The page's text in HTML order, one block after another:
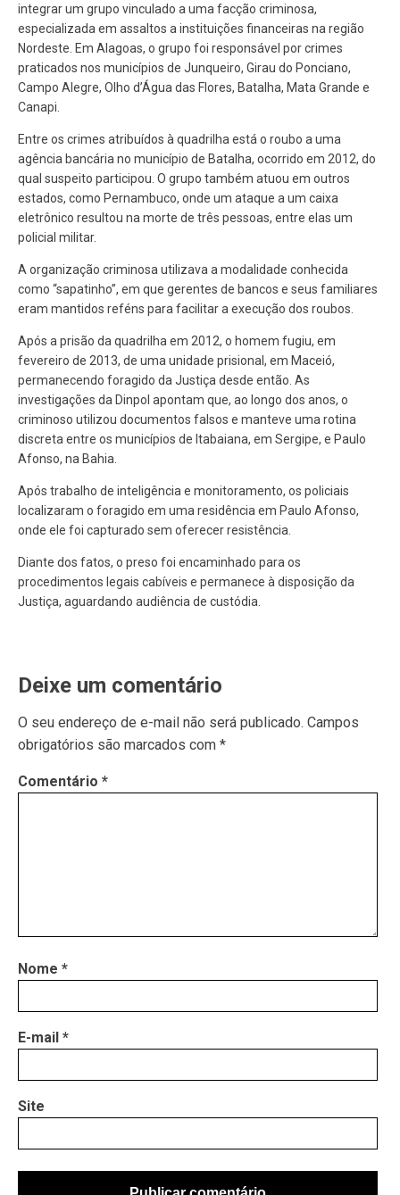
integrar um grupo vinculado a uma facção criminosa,
especializada em assaltos a instituições financeiras na região
Nordeste. Em Alagoas, o grupo foi responsável por crimes
praticados nos municípios de Junqueiro, Girau do Ponciano,
Campo Alegre, Olho d’Água das Flores, Batalha, Mata Grande e
Canapi.
Entre os crimes atribuídos à quadrilha está o roubo a uma
agência bancária no município de Batalha, ocorrido em 2012, do
qual suspeito participou. O grupo também atuou em outros
estados, como Pernambuco, onde um ataque a um caixa
eletrônico resultou na morte de três pessoas, entre elas um
policial militar.
A organização criminosa utilizava a modalidade conhecida
como “sapatinho”, em que gerentes de bancos e seus familiares
eram mantidos reféns para facilitar a execução dos roubos.
Após a prisão da quadrilha em 2012, o homem fugiu, em
fevereiro de 2013, de uma unidade prisional, em Maceió,
permanecendo foragido da Justiça desde então. As
investigações da Dinpol apontam que, ao longo dos anos, o
criminoso utilizou documentos falsos e manteve uma rotina
discreta entre os municípios de Itabaiana, em Sergipe, e Paulo
Afonso, na Bahia.
Após trabalho de inteligência e monitoramento, os policiais
localizaram o foragido em uma residência em Paulo Afonso,
onde ele foi capturado sem oferecer resistência.
Diante dos fatos, o preso foi encaminhado para os
procedimentos legais cabíveis e permanece à disposição da
Justiça, aguardando audiência de custódia.
Deixe um comentário
O seu endereço de e-mail não será publicado. Campos
obrigatórios são marcados com *
Comentário *
Nome *
E-mail *
Site